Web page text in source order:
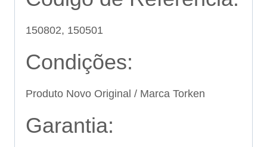
150802, 150501
Condições:
Produto Novo Original / Marca Torken
Garantia: